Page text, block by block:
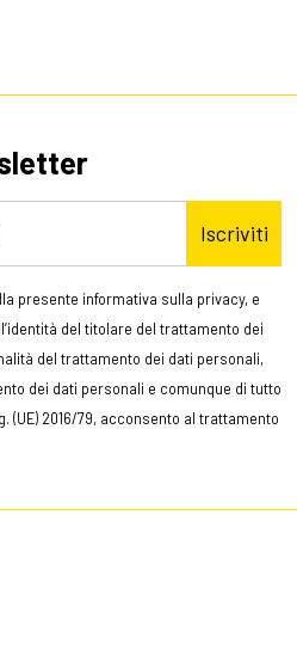
Iscriviti
presente informativa sulla privacy, e
del titolare del trattamento dei
del trattamento dei dati personali,
dei dati personali e comunque di tutto
(UE) 2016/79, acconsento al trattamento